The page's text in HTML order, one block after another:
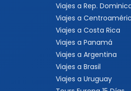
Viajes a Rep.
Viajes a
Viajes a Costa Rica
Viajes a Panamá
Viajes a Argentina
Viajes a Brasil
Viajes a Uruguay